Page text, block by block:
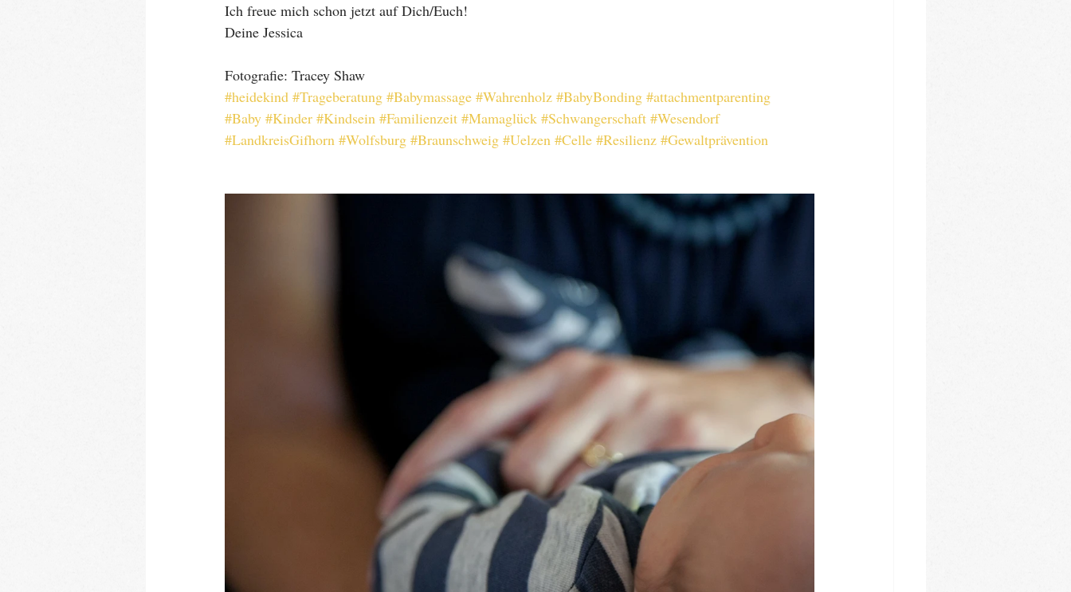
Ich freue mich schon jetzt auf Dich/Euch!
Deine Jessica
Fotografie: Tracey Shaw
#heidekind #Trageberatung #Babymassage #Wahrenholz #BabyBonding #attachmentparenting
#Baby #Kinder #Kindsein #Familienzeit #Mamaglück #Schwangerschaft #Wesendorf
#LandkreisGifhorn #Wolfsburg #Braunschweig #Uelzen #Celle #Resilienz #Gewaltprävention